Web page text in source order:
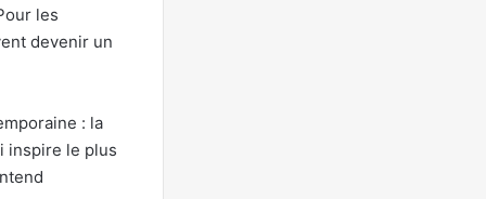
les
devenir un
: la
inspire le plus